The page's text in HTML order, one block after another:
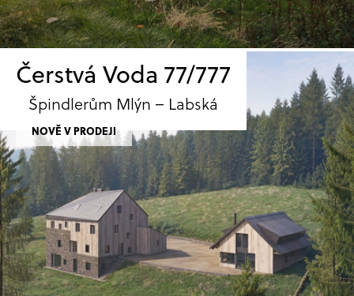
Čerstvá Voda 77/777
Špindlerům Mlýn – Labská
NOVĚ V PRODEJI